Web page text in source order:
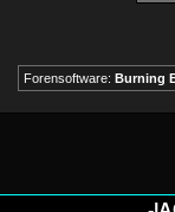
Forensoftware: Burning